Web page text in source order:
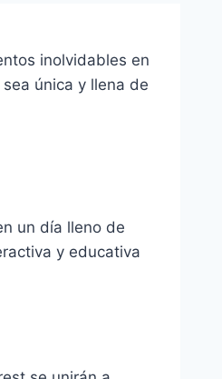
inolvidables en
única y llena de
un día lleno de
y educativa